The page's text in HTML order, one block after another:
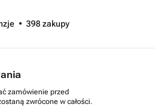
• 398zakupy
zamówienie przed
zwrócone w całości.